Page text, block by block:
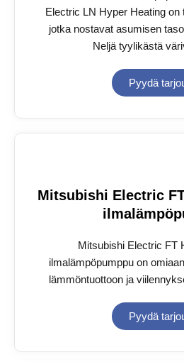
Electric LN Hyper Heating
jotka nostavat asumisen
Neljä tyylikästä
Pyydä
Mitsubishi Electric
Mitsubishi Electric FT
ilmalämpöpumppu on
lämmöntuottoon ja
Pyydä